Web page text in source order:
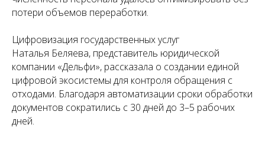
потери объемов переработки.
Цифровизация государственных услуг
Наталья Беляева, представитель юридической
компании «Дельфи», рассказала о создании единой
цифровой экосистемы для контроля обращения с
отходами. Благодаря автоматизации сроки обработки
документов сократились с 30 дней до 3–5 рабочих
дней.